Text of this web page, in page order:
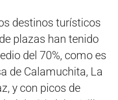
destinos turísticos
plazas han tenido
del 70%, como es
de Calamuchita, La
y con picos de